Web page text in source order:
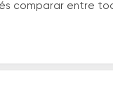
comparar entre